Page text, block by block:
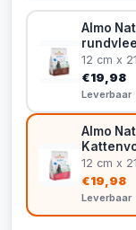
Almo
12 cm x
€19,98
Leverbaar
Almo
12 cm x
€19,98
Leverbaar